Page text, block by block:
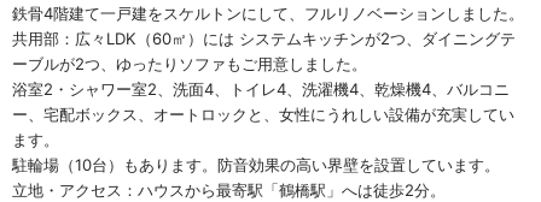
鉄骨4階建て一戸建をスケルトンにして、フルリノベーションしました。
共用部：広々LDK（60㎡）には システムキッチンが2つ、ダイニングテ
ーブルが2つ、ゆったりソファもご用意しました。
浴室2・シャワー室2、洗面4、トイレ4、洗濯機4、乾燥機4、バルコニ
ー、宅配ボックス、オートロックと、女性にうれしい設備が充実してい
ます。
駐輪場（10台）もあります。防音効果の高い界壁を設置しています。
立地・アクセス：ハウスから最寄駅「鶴橋駅」へは徒歩2分。